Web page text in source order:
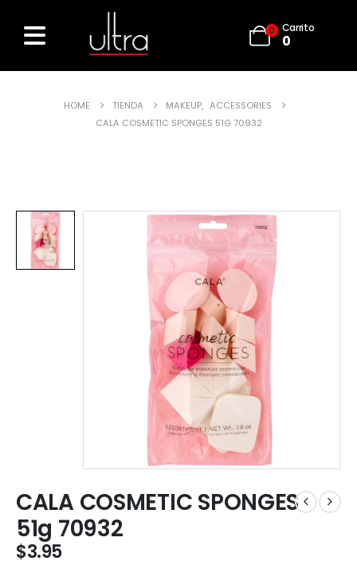
0 Carrito
0
HOME TIENDA MAKEUP, ACCESSORIES
CALA COSMETIC SPONGES 51G 70932
CALA COSMETIC SPONGES
51g 70932
$3.95